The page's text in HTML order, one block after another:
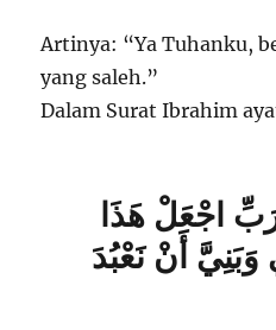
Artinya: “Ya Tuhanku,
yang saleh.”
Dalam Surat Ibrahim
رَبِّ اجْعَلْ هَذَا
وَبَنِيَّ أَنْ نَعْبُدَ